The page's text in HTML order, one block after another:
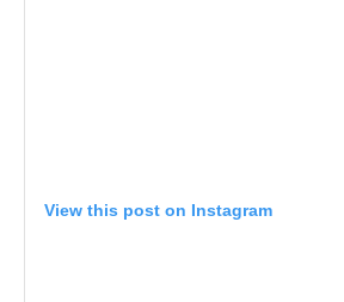
View this post on Instagram